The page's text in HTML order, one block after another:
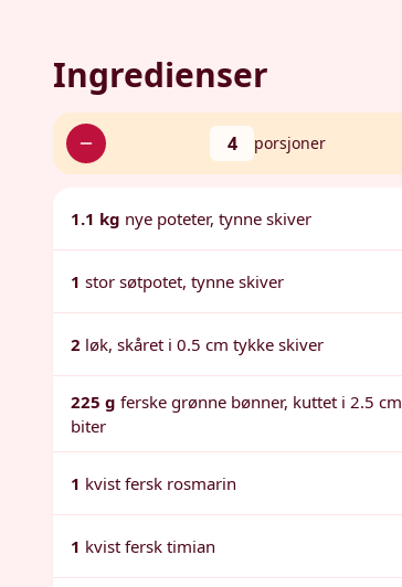
Ingredienser
4 porsjoner
1.1 kg nye poteter, tynne skiver
1 stor søtpotet, tynne skiver
2 løk, skåret i 0.5 cm tykke skiver
225 g ferske grønne bønner, kuttet i 2.5 cm
biter
1 kvist fersk rosmarin
1 kvist fersk timian